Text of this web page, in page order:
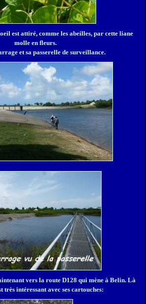
est attiré, comme les abeilles, par cette liane
molle en fleurs.
et sa passerelle de surveillance.
vers la route D128 qui mène à Belin. Là
très intéressant avec ses cartouches: